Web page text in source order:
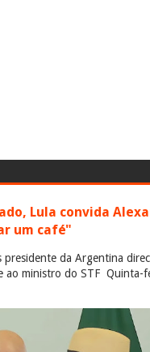
Lula convida
um café"
presidente da Argentina
ao ministro do STF Quinta-